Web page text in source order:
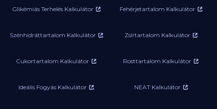
Glikémiás Terhelés Kalkulátor Fehérjetartalom Kalkulátor
Szénhidráttartalom Kalkulátor Zsírtartalom Kalkulátor
Cukortartalom Kalkulátor Rosttartalom Kalkulátor
Ideális Fogyás Kalkulátor NEAT Kalkulátor